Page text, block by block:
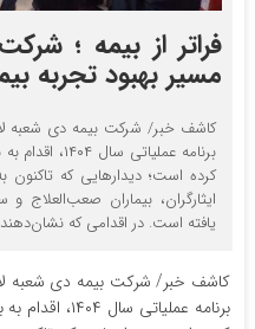
فراتر از بیمه ؛
مسیر بهبود تجربه
کاشف خبر/ شرکت بیمه دی شعبه
برنامه
ایثارگران، بیماران صعب‌العلاج
یافته است. در اقدامی که
کاشف خبر/ شرکت بیمه دی شعبه
برنامه